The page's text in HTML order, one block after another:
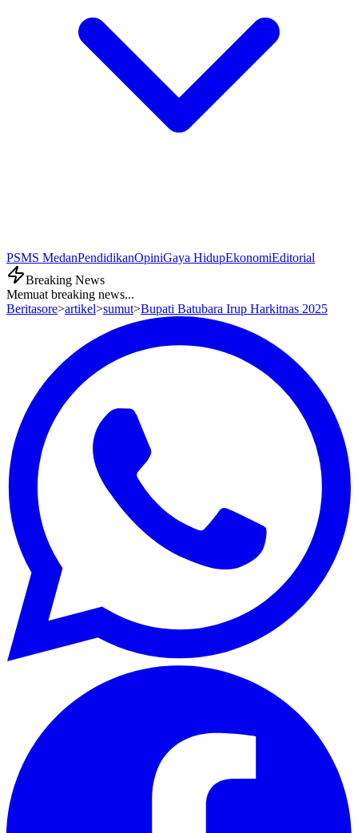
PSMS MedanPendidikanOpiniGaya HidupEkonomiEditorial
Breaking News
Memuat breaking news...
Beritasore>artikel>sumut>Bupati Batubara Irup Harkitnas 2025